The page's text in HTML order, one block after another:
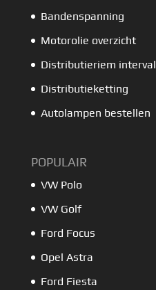
Bandenspanning
Motorolie overzicht
Distributieriem interval
Distributieketting
Autolampen bestellen
POPULAIR
VW Polo
VW Golf
Ford Focus
Opel Astra
Ford Fiesta